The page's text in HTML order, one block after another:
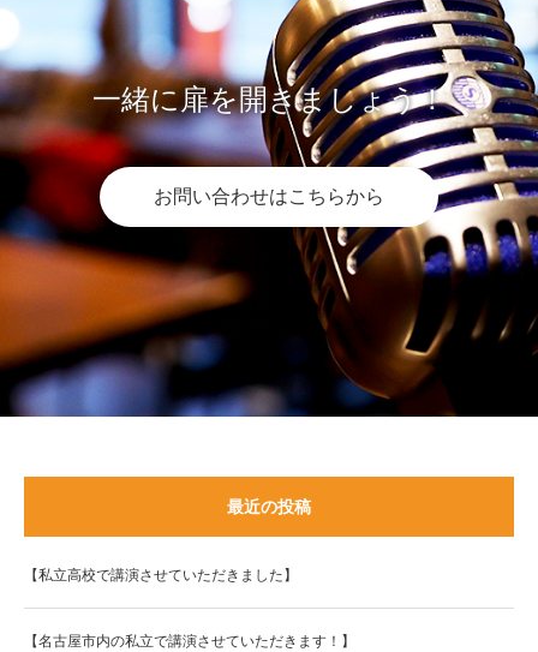
一緒に扉を開きましょう！
お問い合わせはこちらから
最近の投稿
【私立高校で講演させていただきました】
【名古屋市内の私立で講演させていただきます！】